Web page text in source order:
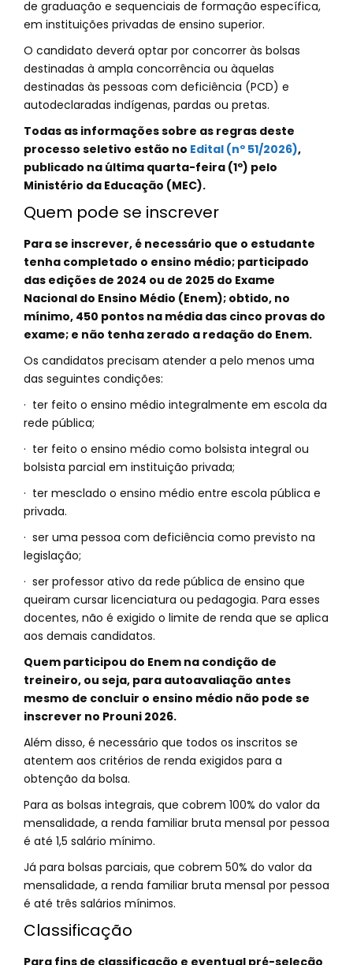
de graduação e sequenciais de formação específica,
em instituições privadas de ensino superior.
O candidato deverá optar por concorrer às bolsas
destinadas à ampla concorrência ou àquelas
destinadas às pessoas com deficiência (PCD) e
autodeclaradas indígenas, pardas ou pretas.
Todas as informações sobre as regras deste
processo seletivo estão no Edital (nº 51/2026),
publicado na última quarta-feira (1º) pelo
Ministério da Educação (MEC).
Quem pode se inscrever
Para se inscrever, é necessário que o estudante
tenha completado o ensino médio; participado
das edições de 2024 ou de 2025 do Exame
Nacional do Ensino Médio (Enem); obtido, no
mínimo, 450 pontos na média das cinco provas do
exame; e não tenha zerado a redação do Enem.
Os candidatos precisam atender a pelo menos uma
das seguintes condições:
· ter feito o ensino médio integralmente em escola da
rede pública;
· ter feito o ensino médio como bolsista integral ou
bolsista parcial em instituição privada;
· ter mesclado o ensino médio entre escola pública e
privada.
· ser uma pessoa com deficiência como previsto na
legislação;
· ser professor ativo da rede pública de ensino que
queiram cursar licenciatura ou pedagogia. Para esses
docentes, não é exigido o limite de renda que se aplica
aos demais candidatos.
Quem participou do Enem na condição de
treineiro, ou seja, para autoavaliação antes
mesmo de concluir o ensino médio não pode se
inscrever no Prouni 2026.
Além disso, é necessário que todos os inscritos se
atentem aos critérios de renda exigidos para a
obtenção da bolsa.
Para as bolsas integrais, que cobrem 100% do valor da
mensalidade, a renda familiar bruta mensal por pessoa
é até 1,5 salário mínimo.
Já para bolsas parciais, que cobrem 50% do valor da
mensalidade, a renda familiar bruta mensal por pessoa
é até três salários mínimos.
Classificação
Para fins de classificação e eventual pré-seleção